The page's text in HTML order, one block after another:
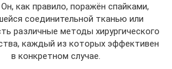
как правило, поражён спайками,
соединительной тканью или
различные методы хирургического
каждый из которых эффективен
в конкретном случае.